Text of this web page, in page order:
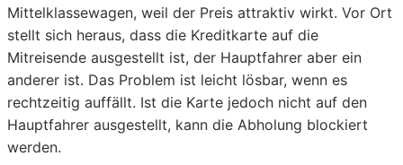
Mittelklassewagen, weil der Preis attraktiv wirkt. Vor Ort
stellt sich heraus, dass die Kreditkarte auf die
Mitreisende ausgestellt ist, der Hauptfahrer aber ein
anderer ist. Das Problem ist leicht lösbar, wenn es
rechtzeitig auffällt. Ist die Karte jedoch nicht auf den
Hauptfahrer ausgestellt, kann die Abholung blockiert
werden.